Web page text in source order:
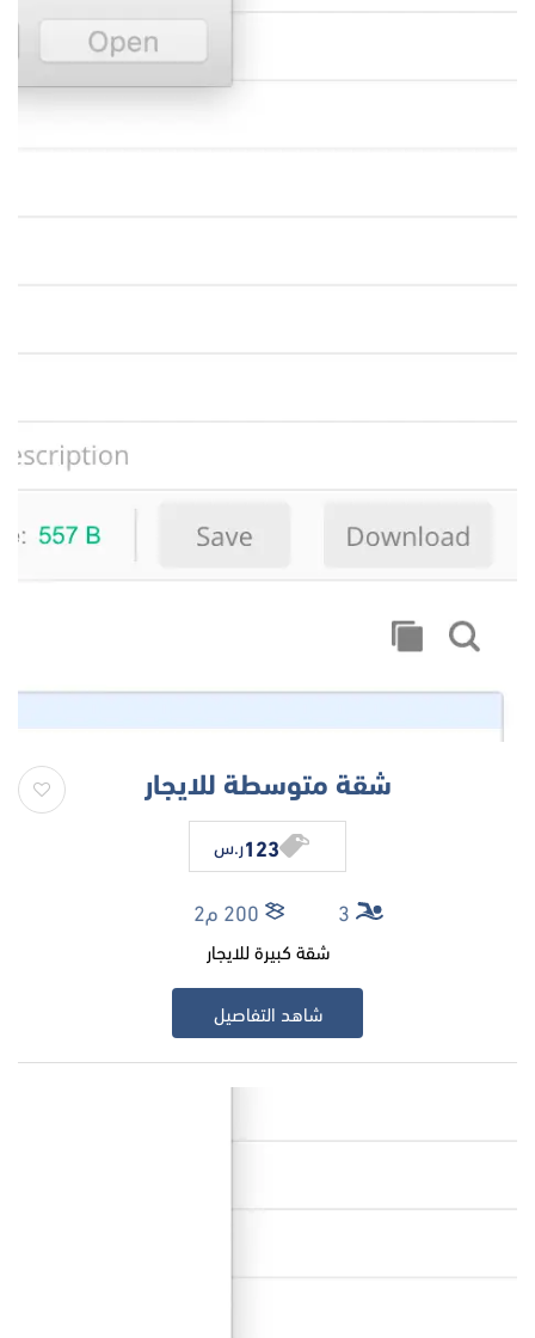
شقة متوسطة للايجار
123ر.س
3 200 م2
شقة كبيرة للايجار
شاهد التفاصيل